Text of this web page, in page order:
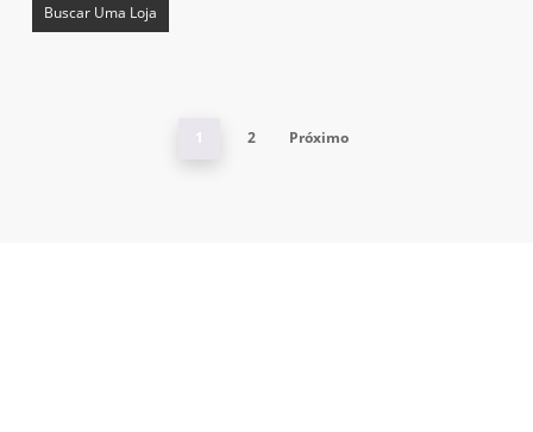
Buscar Uma Loja
1 2 Próximo